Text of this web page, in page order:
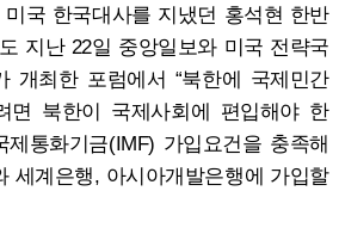
미국 한국대사를 지냈던 홍석현 한반
지난 22일 중앙일보와 미국 전략국
개최한 포럼에서 “북한에 국제민간
면 북한이 국제사회에 편입해야 한
제통화기금(IMF) 가입요건을 충족해
세계은행, 아시아개발은행에 가입할